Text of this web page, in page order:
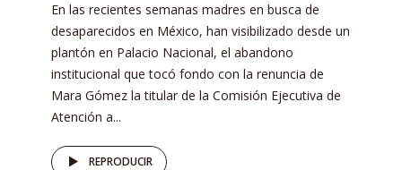
En las recientes semanas madres en busca de
desaparecidos en México, han visibilizado desde un
plantón en Palacio Nacional, el abandono
institucional que tocó fondo con la renuncia de
Mara Gómez la titular de la Comisión Ejecutiva de
Atención a...
REPRODUCIR